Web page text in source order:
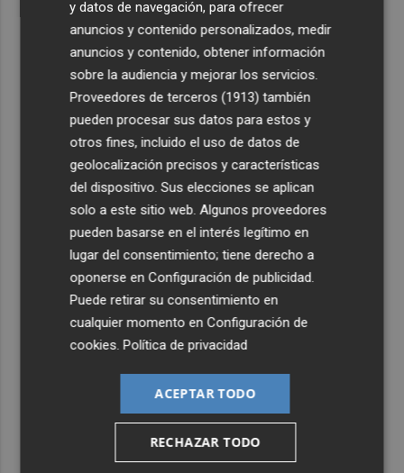
y datos de navegación, para ofrecer
anuncios y contenido personalizados, medir
anuncios y contenido, obtener información
sobre la audiencia y mejorar los servicios.
Proveedores de terceros (1913) también
pueden procesar sus datos para estos y
otros fines, incluido el uso de datos de
geolocalización precisos y características
del dispositivo. Sus elecciones se aplican
solo a este sitio web. Algunos proveedores
pueden basarse en el interés legítimo en
lugar del consentimiento; tiene derecho a
oponerse enConfiguración de publicidad
Puede retirar su consentimiento en
cualquier momento enConfiguración de
cookies .Política de privacidad
ACEPTAR TODO
RECHAZAR TODO